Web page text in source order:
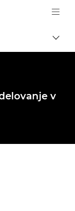
Logo, back to
v